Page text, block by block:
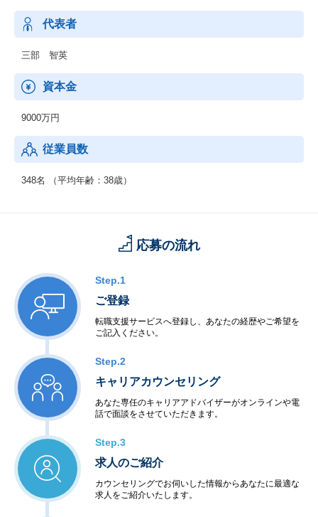
ン・サービスの提供を行う。
◆ソリューション事業：
※現在、内販90%、外販10%
※外販比率拡大中
代表者
三部 智英
資本金
9000万円
従業員数
348名 （平均年齢：38歳）
応募の流れ
Step.1
ご登録
転職支援サービスへ登録し、あなたの経歴やご希望を
ご記入ください。
Step.2
キャリアカウンセリング
あなた専任のキャリアアドバイザーがオンラインや電
話で面談をさせていただきます。
Step.3
求人のご紹介
カウンセリングでお伺いした情報からあなたに最適な
求人をご紹介いたします。